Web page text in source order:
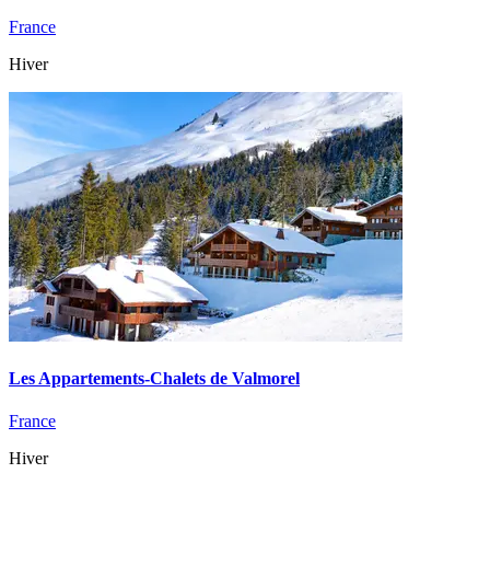
France
Hiver
Les Appartements-Chalets de Valmorel
France
Hiver